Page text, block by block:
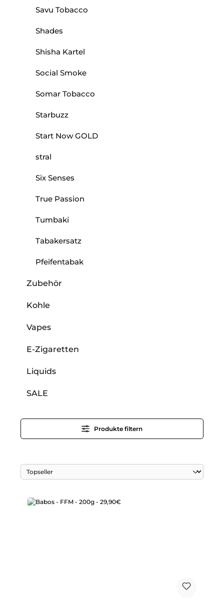
Savu Tobacco
Shades
Shisha Kartel
Social Smoke
Somar Tobacco
Starbuzz
Start Now GOLD
stral
Six Senses
True Passion
Tumbaki
Tabakersatz
Pfeifentabak
Zubehör
Kohle
Vapes
E-Zigaretten
Liquids
SALE
Produkte filtern